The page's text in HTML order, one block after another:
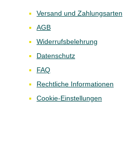
Versand und Zahlungsarten
AGB
Widerrufsbelehrung
Datenschutz
FAQ
Rechtliche Informationen
Cookie-Einstellungen